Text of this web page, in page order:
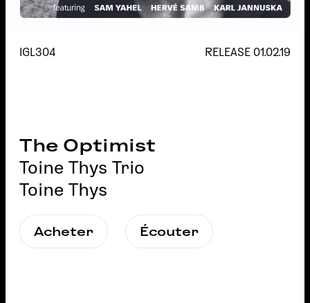
IGL304 RELEASE 01.02.19
The Optimist
Toine Thys Trio
Toine Thys
Acheter Écouter